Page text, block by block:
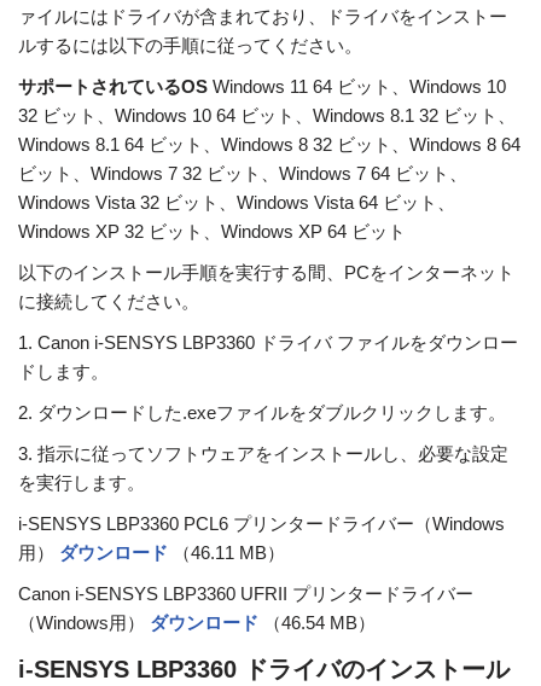
ァイルにはドライバが含まれており、ドライバをインストー
ルするには以下の手順に従ってください。
サポートされているOS Windows 11 64 ビット、Windows 10
32 ビット、Windows 10 64 ビット、Windows 8.1 32 ビット、
Windows 8.1 64 ビット、Windows 8 32 ビット、Windows 8 64
ビット、Windows 7 32 ビット、Windows 7 64 ビット、
Windows Vista 32 ビット、Windows Vista 64 ビット、
Windows XP 32 ビット、Windows XP 64 ビット
以下のインストール手順を実行する間、PCをインターネット
に接続してください。
1. Canon i-SENSYS LBP3360 ドライバ ファイルをダウンロー
ドします。
2. ダウンロードした.exeファイルをダブルクリックします。
3. 指示に従ってソフトウェアをインストールし、必要な設定
を実行します。
i-SENSYS LBP3360 PCL6 プリンタードライバー（Windows
用） ダウンロード
（46.11 MB）
Canon i-SENSYS LBP3360 UFRII プリンタードライバー
（Windows用） ダウンロード （46.54 MB）
i-SENSYS LBP3360 ドライバのインストール